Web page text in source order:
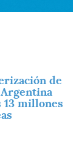
de
13 millones